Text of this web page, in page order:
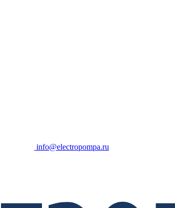
info@electropompa.ru